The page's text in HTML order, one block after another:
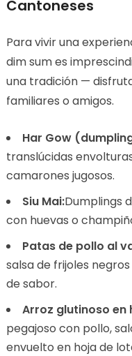
Cantoneses
Para vivir una
dim sum es
una tradición —
familiares o amigos.
Har Gow
translúcidas
camarones jugosos.
Siu Mai:Dumplings
con huevas o
Patas de pollo al
salsa de frijoles
de sabor.
Arroz glutinoso en
pegajoso con pollo,
envuelto en hoja de